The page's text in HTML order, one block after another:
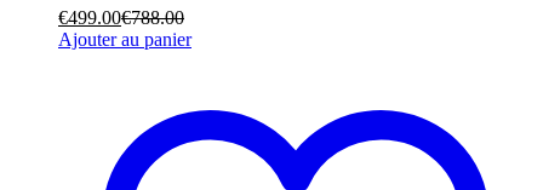
€499.00€788.00
Ajouter au panier